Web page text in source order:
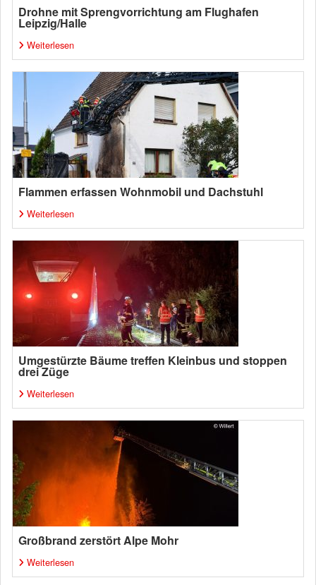
Drohne mit Sprengvorrichtung am Flughafen
Leipzig/Halle
Weiterlesen
Flammen erfassen Wohnmobil und Dachstuhl
Weiterlesen
Umgestürzte Bäume treffen Kleinbus und stoppen
drei Züge
Weiterlesen
Großbrand zerstört Alpe Mohr
Weiterlesen